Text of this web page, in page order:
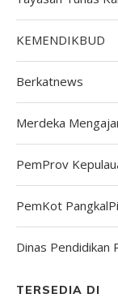
KEMENDIKBUD
Berkatnews
Merdeka
PemProv
PemKot
Dinas Pendidikan
TERSEDIA DI